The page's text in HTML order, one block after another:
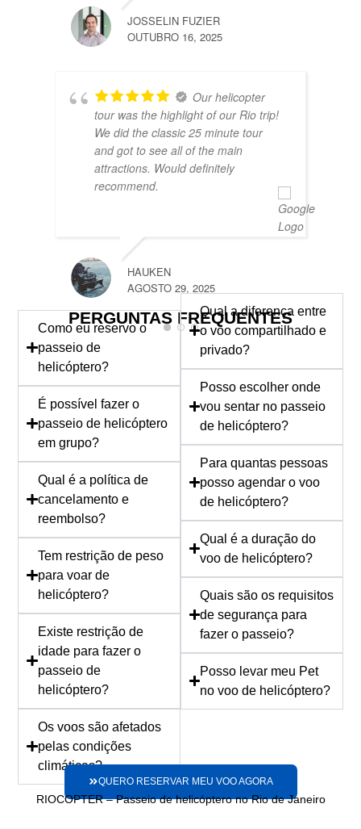
JOSSELIN FUZIER
OUTUBRO 16, 2025
Our helicopter
tour was the highlight of our Rio trip!
We did the classic 25 minute tour
and got to see all of the main
attractions. Would definitely
recommend.
HAUKEN
AGOSTO 29, 2025
PERGUNTAS FREQUENTES
Como eu reservo o
passeio de
helicóptero?
É possível fazer o
passeio de helicóptero
em grupo?
Qual é a política de
cancelamento e
reembolso?
Tem restrição de peso
para voar de
helicóptero?
Existe restrição de
idade para fazer o
passeio de
helicóptero?
Os voos são afetados
pelas condições
climáticas?
Qual a diferença entre
o voo compartilhado e
privado?
Posso escolher onde
vou sentar no passeio
de helicóptero?
Para quantas pessoas
posso agendar o voo
de helicóptero?
Qual é a duração do
voo de helicóptero?
Quais são os requisitos
de segurança para
fazer o passeio?
Posso levar meu Pet
no voo de helicóptero?
QUERO RESERVAR MEU VOO AGORA
RIOCOPTER – Passeio de helicóptero no Rio de Janeiro